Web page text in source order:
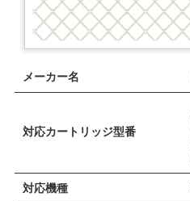
メーカー名
対応カートリッジ型番
対応機種